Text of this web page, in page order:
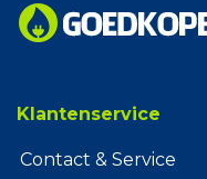
Klantenservice
Contact & Service